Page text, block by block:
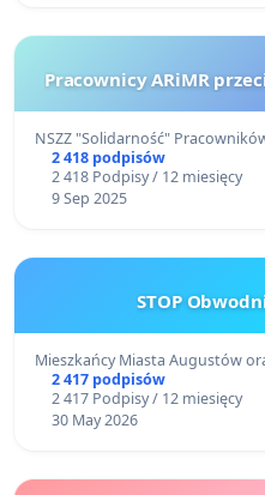
Pracownicy ARiMR
NSZZ "Solidarność"
2 418 podpisów
2 418 Podpisy / 12 miesięcy
9 Sep 2025
STOP
Mieszkańcy Miasta Augustów
2 417 podpisów
2 417 Podpisy / 12 miesięcy
30 May 2026